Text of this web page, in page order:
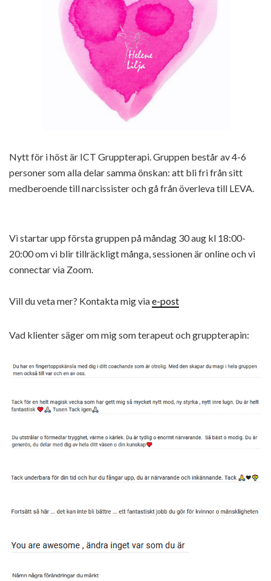
Nytt för i höst är ICT Gruppterapi. Gruppen består av 4-6
personer som alla delar samma önskan: att bli fri från sitt
medberoende till narcissister och gå från överleva till LEVA.
Vi startar upp första gruppen på måndag 30 aug kl 18:00-
20:00 om vi blir tillräckligt många, sessionen är online och vi
connectar via Zoom.
Vill du veta mer? Kontakta mig viae-post
Vad klienter säger om mig som terapeut och gruppterapin: